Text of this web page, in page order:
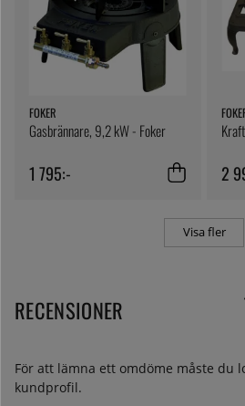
FOKER
Gasbrännare, 9,2 kW - Foker
1 795:- 2
Visa fler
RECENSIONER
För att lämna ett omdöme måste du
kundprofil.